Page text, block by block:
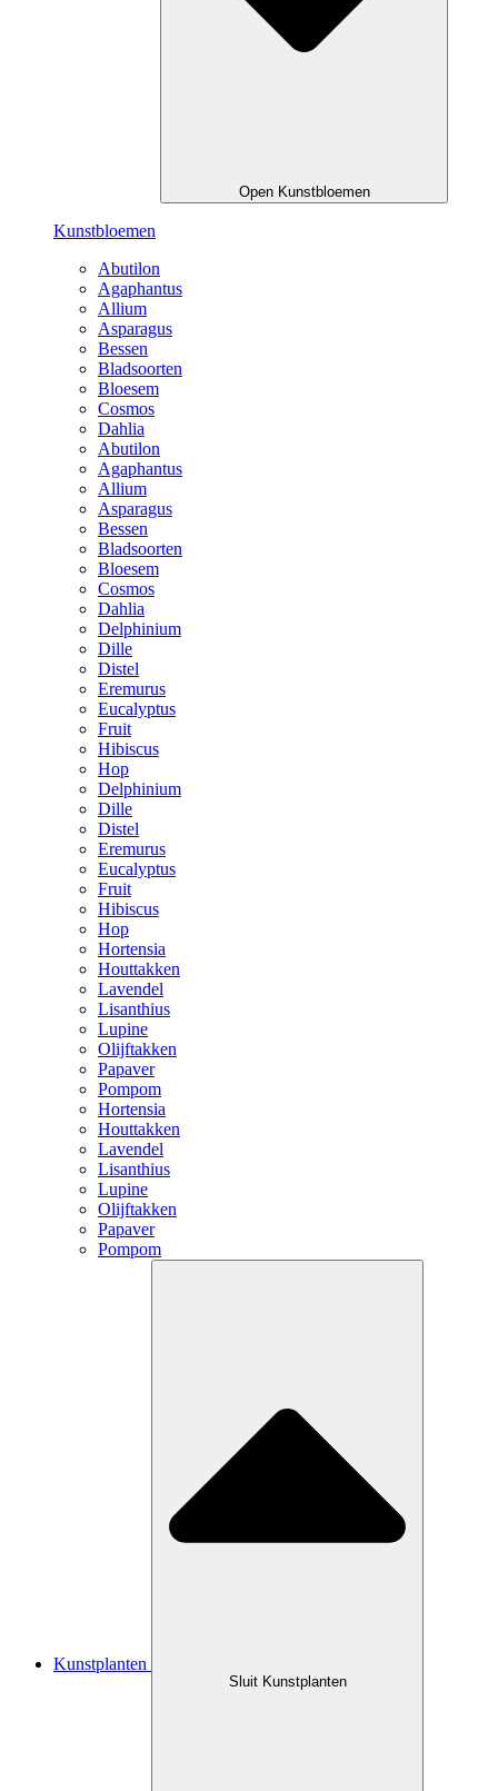
Open Kunstbloemen
Kunstbloemen
Abutilon
Agaphantus
Allium
Asparagus
Bessen
Bladsoorten
Bloesem
Cosmos
Dahlia
Abutilon
Agaphantus
Allium
Asparagus
Bessen
Bladsoorten
Bloesem
Cosmos
Dahlia
Delphinium
Dille
Distel
Eremurus
Eucalyptus
Fruit
Hibiscus
Hop
Delphinium
Dille
Distel
Eremurus
Eucalyptus
Fruit
Hibiscus
Hop
Hortensia
Houttakken
Lavendel
Lisanthius
Lupine
Olijftakken
Papaver
Pompom
Hortensia
Houttakken
Lavendel
Lisanthius
Lupine
Olijftakken
Papaver
Pompom
Kunstplanten
Sluit Kunstplanten